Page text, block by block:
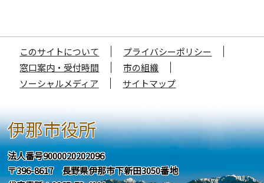
このサイトについて
プライバシーポリシー
窓口案内・受付時間
市の組織
ソーシャルメディア
サイトマップ
伊那市役所
法人番号9000020202096
〒396-8617 長野県伊那市下新田3050番地